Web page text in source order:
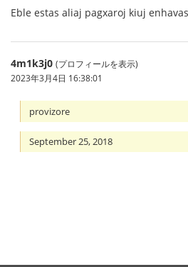
Eble estas aliaj pagxaroj kiuj
4m1k3j0 (プロフィールを表示)
2023年3月4日 16:38:01
provizore
September 25, 2018